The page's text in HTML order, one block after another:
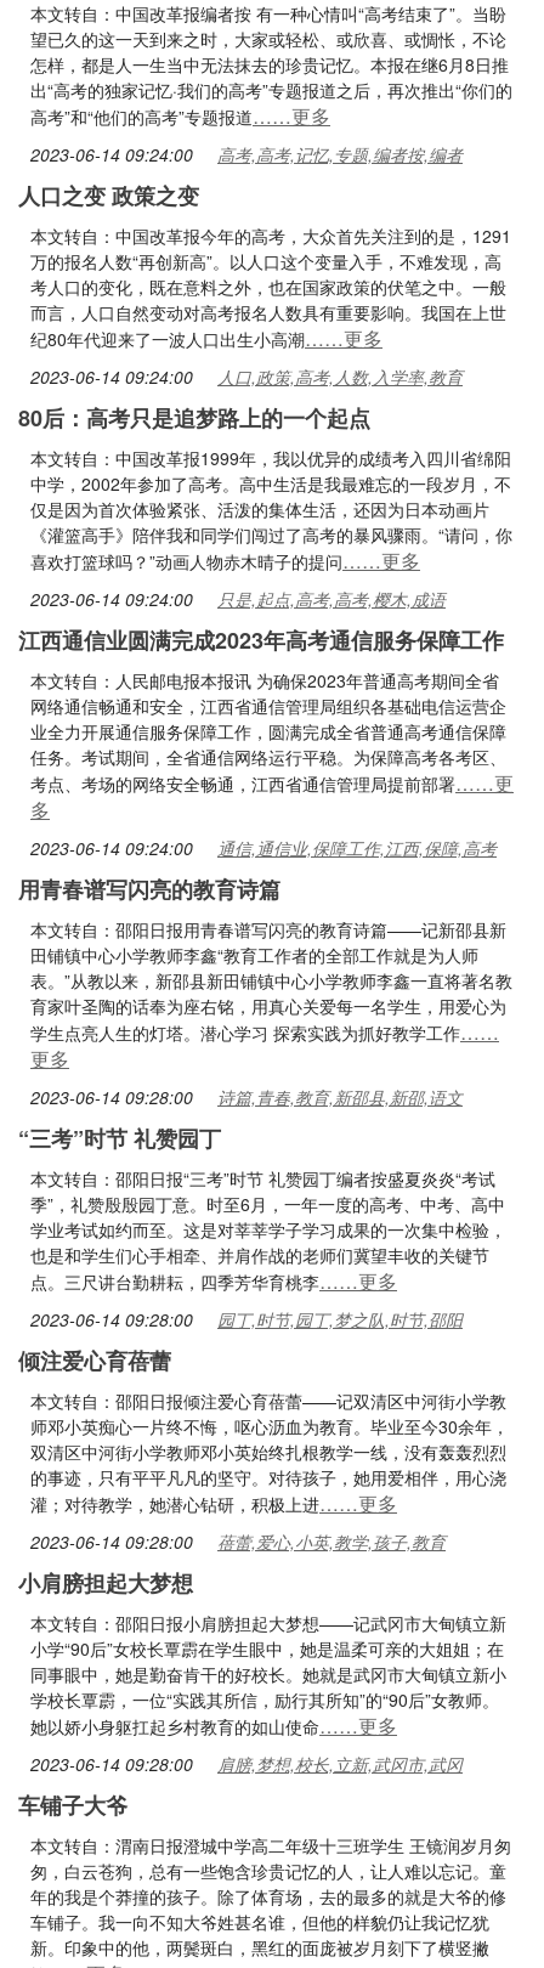
本文转自：中国改革报编者按 有一种心情叫“高考结束了”。当盼
望已久的这一天到来之时，大家或轻松、或欣喜、或惆怅，不论
怎样，都是人一生当中无法抹去的珍贵记忆。本报在继6月8日推
出“高考的独家记忆·我们的高考”专题报道之后，再次推出“你们的
高考”和“他们的高考”专题报道……更多
2023-06-14 09:24:00 高考,高考,记忆,专题,编者按,编者
人口之变 政策之变
本文转自：中国改革报今年的高考，大众首先关注到的是，1291
万的报名人数“再创新高”。以人口这个变量入手，不难发现，高
考人口的变化，既在意料之外，也在国家政策的伏笔之中。一般
而言，人口自然变动对高考报名人数具有重要影响。我国在上世
纪80年代迎来了一波人口出生小高潮……更多
2023-06-14 09:24:00 人口,政策,高考,人数,入学率,教育
80后：高考只是追梦路上的一个起点
本文转自：中国改革报1999年，我以优异的成绩考入四川省绵阳
中学，2002年参加了高考。高中生活是我最难忘的一段岁月，不
仅是因为首次体验紧张、活泼的集体生活，还因为日本动画片
《灌篮高手》陪伴我和同学们闯过了高考的暴风骤雨。“请问，你
喜欢打篮球吗？”动画人物赤木晴子的提问……更多
2023-06-14 09:24:00 只是,起点,高考,高考,樱木,成语
江西通信业圆满完成2023年高考通信服务保障工作
本文转自：人民邮电报本报讯 为确保2023年普通高考期间全省
网络通信畅通和安全，江西省通信管理局组织各基础电信运营企
业全力开展通信服务保障工作，圆满完成全省普通高考通信保障
任务。考试期间，全省通信网络运行平稳。为保障高考各考区、
考点、考场的网络安全畅通，江西省通信管理局提前部署……更
多
2023-06-14 09:24:00 通信,通信业,保障工作,江西,保障,高考
用青春谱写闪亮的教育诗篇
本文转自：邵阳日报用青春谱写闪亮的教育诗篇——记新邵县新
田铺镇中心小学教师李鑫“教育工作者的全部工作就是为人师
表。”从教以来，新邵县新田铺镇中心小学教师李鑫一直将著名教
育家叶圣陶的话奉为座右铭，用真心关爱每一名学生，用爱心为
学生点亮人生的灯塔。潜心学习 探索实践为抓好教学工作……
更多
2023-06-14 09:28:00 诗篇,青春,教育,新邵县,新邵,语文
“三考”时节 礼赞园丁
本文转自：邵阳日报“三考”时节 礼赞园丁编者按盛夏炎炎“考试
季”，礼赞殷殷园丁意。时至6月，一年一度的高考、中考、高中
学业考试如约而至。这是对莘莘学子学习成果的一次集中检验，
也是和学生们心手相牵、并肩作战的老师们冀望丰收的关键节
点。三尺讲台勤耕耘，四季芳华育桃李……更多
2023-06-14 09:28:00 园丁,时节,园丁,梦之队,时节,邵阳
倾注爱心育蓓蕾
本文转自：邵阳日报倾注爱心育蓓蕾——记双清区中河街小学教
师邓小英痴心一片终不悔，呕心沥血为教育。毕业至今30余年，
双清区中河街小学教师邓小英始终扎根教学一线，没有轰轰烈烈
的事迹，只有平平凡凡的坚守。对待孩子，她用爱相伴，用心浇
灌；对待教学，她潜心钻研，积极上进……更多
2023-06-14 09:28:00 蓓蕾,爱心,小英,教学,孩子,教育
小肩膀担起大梦想
本文转自：邵阳日报小肩膀担起大梦想——记武冈市大甸镇立新
小学“90后”女校长覃霨在学生眼中，她是温柔可亲的大姐姐；在
同事眼中，她是勤奋肯干的好校长。她就是武冈市大甸镇立新小
学校长覃霨，一位“实践其所信，励行其所知”的“90后”女教师。
她以娇小身躯扛起乡村教育的如山使命……更多
2023-06-14 09:28:00 肩膀,梦想,校长,立新,武冈市,武冈
车铺子大爷
本文转自：渭南日报澄城中学高二年级十三班学生 王镜润岁月匆
匆，白云苍狗，总有一些饱含珍贵记忆的人，让人难以忘记。童
年的我是个莽撞的孩子。除了体育场，去的最多的就是大爷的修
车铺子。我一向不知大爷姓甚名谁，但他的样貌仍让我记忆犹
新。印象中的他，两鬓斑白，黑红的面庞被岁月刻下了横竖撇